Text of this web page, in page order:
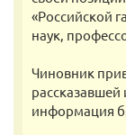
«Российской
наук,
Чиновник
информация